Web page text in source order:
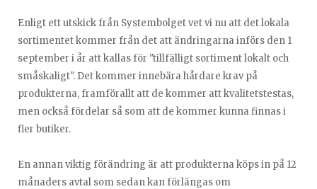
Enligt ett utskick från Systembolget vet vi nu att det lokala
sortimentet kommer från det att ändringarna införs den 1
september i år att kallas för "tillfälligt sortiment lokalt och
småskaligt". Det kommer innebära hårdare krav på
produkterna, framförallt att de kommer att kvalitetstestas,
men också fördelar så som att de kommer kunna finnas i
fler butiker.
En annan viktig förändring är att produkterna köps in på 12
månaders avtal som sedan kan förlängas om